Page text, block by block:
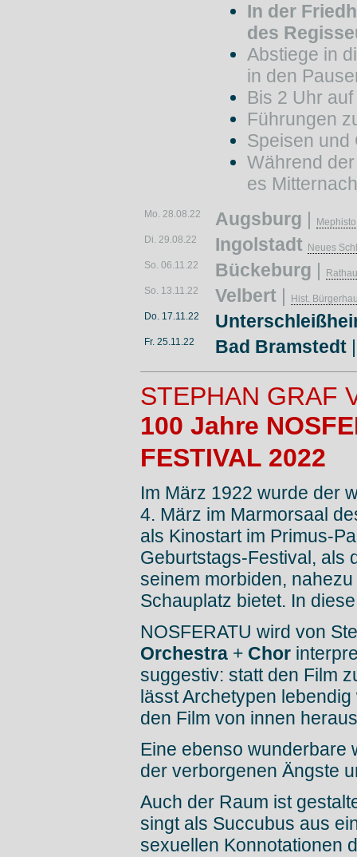
In der
des
Abstiege in
in den
Bis 2 Uhr
Führungen
Speisen und
Während
es
Mo. 28.08.22 Augsburg
Mephisto
Di. 29.08.22
Ingolstadt Neues
So. 06.11.22
Bückeburg
So. 13.11.22
Velbert
Hist.
Do. 17.11.22
Fr. 25.11.22 Bad Bramstedt
STEPHAN GRAF
100 Jahre
FESTIVAL 2022
Im März 1922 wurde der
4. März im Marmorsaal
als Kinostart im Primus-
Geburtstags-Festival, als
seinem morbiden,
Schauplatz bietet. In
NOSFERATU wird von
Orchestra + Chor
suggestiv: statt den Film
lässt Archetypen
den Film von innen
Eine ebenso wunderbare
der verborgenen Ängste
Auch der Raum ist
singt als Succubus aus
sexuellen Konnotationen